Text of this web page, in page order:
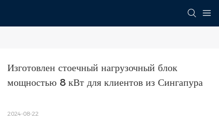
Изготовлен стоечный нагрузочный блок
мощностью 8 кВт для клиентов из Сингапура
2024-08-22